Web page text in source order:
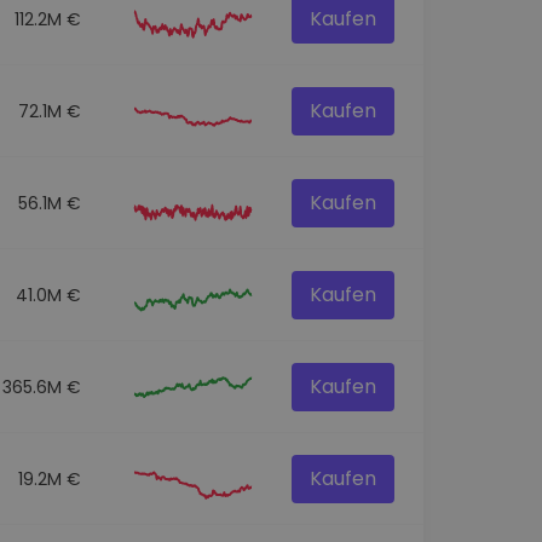
112.2M € Kaufen
72.1M € Kaufen
56.1M € Kaufen
41.0M € Kaufen
365.6M € Kaufen
19.2M € Kaufen